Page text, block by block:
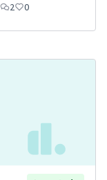
2 0